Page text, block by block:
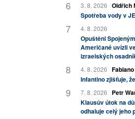
3. 8. 2026 Oldřich
Spotřeba vody v
4. 8. 2026
Opuštěni
Američané uvízli
izraelských
4. 8. 2026
Infantino zjišťuje,
7. 8. 2026
Petr
Klausův útok na
odhaluje celý jeho